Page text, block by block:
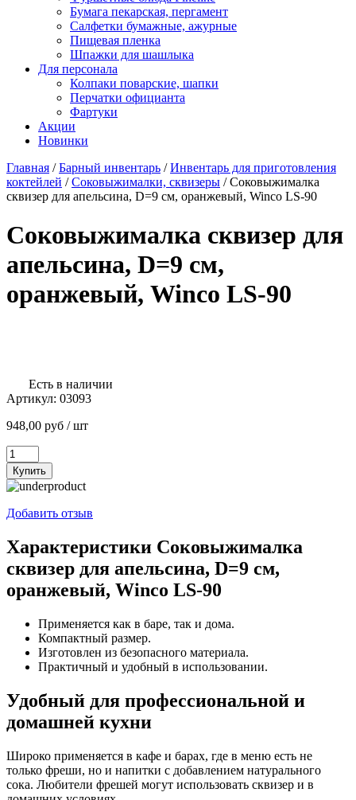
Бумага пекарская, пергамент
Салфетки бумажные, ажурные
Пищевая пленка
Шпажки для шашлыка
Для персонала
Колпаки поварские, шапки
Перчатки официанта
Фартуки
Акции
Новинки
Главная /Барный инвентарь /Инвентарь для приготовления
коктейлей /Соковыжималки, сквизеры /Соковыжималка
сквизер для апельсина, D=9 см, оранжевый, Winco LS-90
Соковыжималка сквизер для
апельсина, D=9 см,
оранжевый, Winco LS-90
Есть в наличии
Артикул: 03093
948,00 руб / шт
Количество
товара
Соковыжималка
сквизер
для
апельсина,
D=9
см,
оранжевый,
LS-
Купить
Добавить отзыв
Характеристики Соковыжималка
сквизер для апельсина, D=9 см,
оранжевый, Winco LS-90
Применяется как в баре, так и дома.
Компактный размер.
Изготовлен из безопасного материала.
Практичный и удобный в использовании.
Удобный для профессиональной и
домашней кухни
Широко применяется в кафе и барах, где в меню есть не
только фреши, но и напитки с добавлением натурального
сока. Любители фрешей могут использовать сквизер и в